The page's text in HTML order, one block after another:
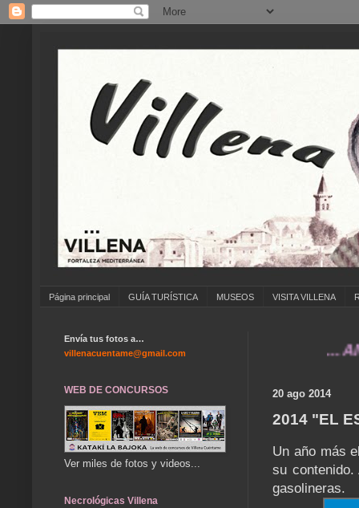
Página principal GUÍA TURÍSTICA MUSEOS VISITA VILLENA
...
20 ago 2014
2014 "EL
Un año más
su
gasolineras.
Envía tus fotos a…
villenacuentame@gmail.com
WEB DE CONCURSOS
Ver miles de fotos y videos...
Necrológicas Villena